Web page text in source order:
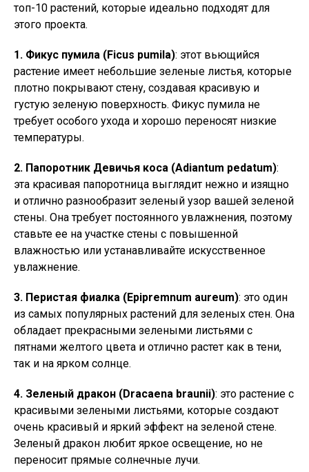
топ-10 растений, которые идеально подходят для
этого проекта.
1. Фикус пумила (Ficus pumila): этот вьющийся
растение имеет небольшие зеленые листья, которые
плотно покрывают стену, создавая красивую и
густую зеленую поверхность. Фикус пумила не
требует особого ухода и хорошо переносят низкие
температуры.
2. Папоротник Девичья коса (Adiantum pedatum):
эта красивая папоротница выглядит нежно и изящно
и отлично разнообразит зеленый узор вашей зеленой
стены. Она требует постоянного увлажнения, поэтому
ставьте ее на участке стены с повышенной
влажностью или устанавливайте искусственное
увлажнение.
3. Перистая фиалка (Epipremnum aureum): это один
из самых популярных растений для зеленых стен. Она
обладает прекрасными зелеными листьями с
пятнами желтого цвета и отлично растет как в тени,
так и на ярком солнце.
4. Зеленый дракон (Dracaena braunii): это растение с
красивыми зелеными листьями, которые создают
очень красивый и яркий эффект на зеленой стене.
Зеленый дракон любит яркое освещение, но не
переносит прямые солнечные лучи.